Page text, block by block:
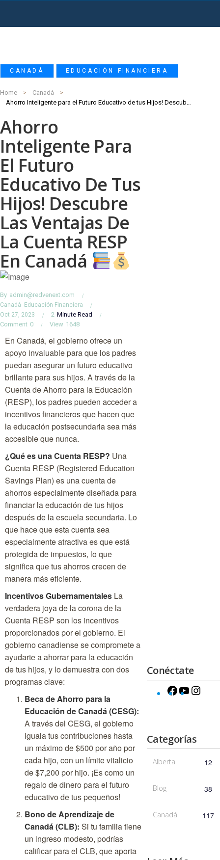
CANADÁ EDUCACIÓN FINANCIERA
Home
Canadá
Ahorro Inteligente para el Futuro Educativo de tus Hijos! Descubre las Ventajas de la Cuenta RESP en Canadá
Ahorro
Inteligente Para
El Futuro
Educativo De Tus
Hijos! Descubre
Las Ventajas De
La Cuenta RESP
En Canadá
By admin@redvenext.com
Canadá
Educación Financiera
Oct 27, 2023
2 Minute Read
0
Comment 1648
View
En Canadá, el gobierno ofrece un
apoyo invaluable para que los padres
puedan asegurar un futuro educativo
brillante para sus hijos. A través de la
Cuenta de Ahorro para la Educación
(RESP), los padres pueden acceder a
incentivos financieros que hacen que
la educación postsecundaria sea más
accesible que nunca.
¿Qué es una Cuenta RESP? Una
Cuenta RESP (Registered Education
Savings Plan) es una cuenta de
ahorros especialmente diseñada para
financiar la educación de tus hijos
después de la escuela secundaria. Lo
que hace que esta cuenta sea
especialmente atractiva es que está
protegida de impuestos, lo que
significa que tus ahorros crecen de
manera más eficiente.
Incentivos Gubernamentales La
verdadera joya de la corona de la
Cuenta RESP son los incentivos
proporcionados por el gobierno. El
gobierno canadiense se compromete a
ayudarte a ahorrar para la educación
de tus hijos, y lo demuestra con dos
programas clave:
Beca de Ahorro para la
Educación de Canadá (CESG):
A través del CESG, el gobierno
iguala tus contribuciones hasta
un máximo de $500 por año por
cada hijo, con un límite vitalicio
de $7,200 por hijo. ¡Es como un
regalo de dinero para el futuro
educativo de tus pequeños!
Bono de Aprendizaje de
Canadá (CLB): Si tu familia tiene
un ingreso modesto, podrías
calificar para el CLB, que aporta
Conéctate
Categorías
Alberta 12
Blog 38
Canadá 117